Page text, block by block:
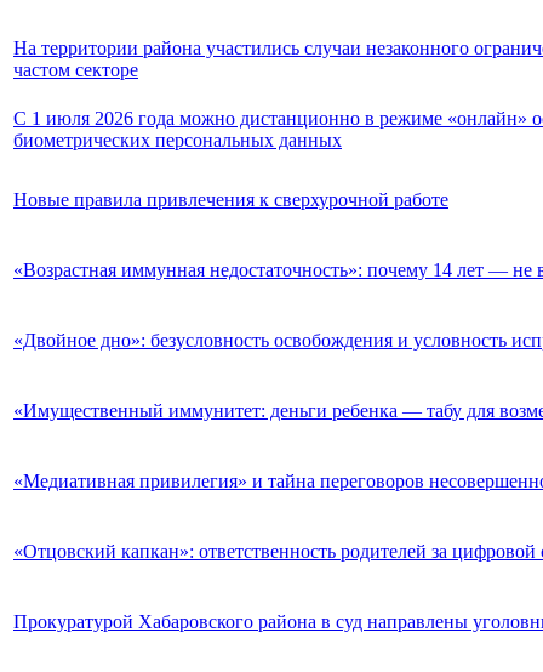
На территории района участились случаи незаконного
частом секторе
С 1 июля 2026 года можно дистанционно в режиме «онлайн»
биометрических персональных данных
Новые правила привлечения к сверхурочной работе
«Возрастная иммунная недостаточность»: почему 14 лет — не
«Двойное дно»: безусловность освобождения и условность
«Имущественный иммунитет: деньги ребенка — табу для
«Медиативная привилегия» и тайна переговоров
«Отцовский капкан»: ответственность родителей за цифровой
Прокуратурой Хабаровского района в суд направлены